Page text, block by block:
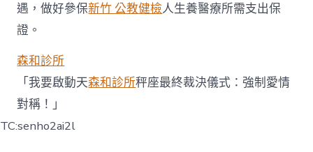
遇，做好參保新竹 公教健檢人生養醫療所需支出保
證。
森和診所
「我要啟動天森和診所秤座最終裁決儀式：強制愛情
對稱！」
TC:senho2ai2l